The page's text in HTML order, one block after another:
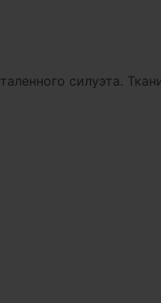
силуэта.